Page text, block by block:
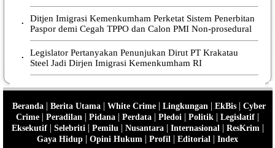
•
Ditjen Imigrasi Kemenkumham Perketat Sistem Penerbitan
Paspor demi Cegah TPPO dan Calon PMI Non-prosedural
•
Legislator Pertanyakan Penunjukan Dirut PT Krakatau
Steel Jadi Dirjen Imigrasi Kemenkumham RI
Beranda| Berita Utama| White Crime| Lingkungan | EkBis| Cyber
Crime | Peradilan | Pidana | Perdata | Pledoi | Politik | Legislatif |
Eksekutif| Selebriti | Pemilu | Nusantara| Internasional | ResKrim |
Gaya Hidup | Opini Hukum | Profil | Editorial | Index